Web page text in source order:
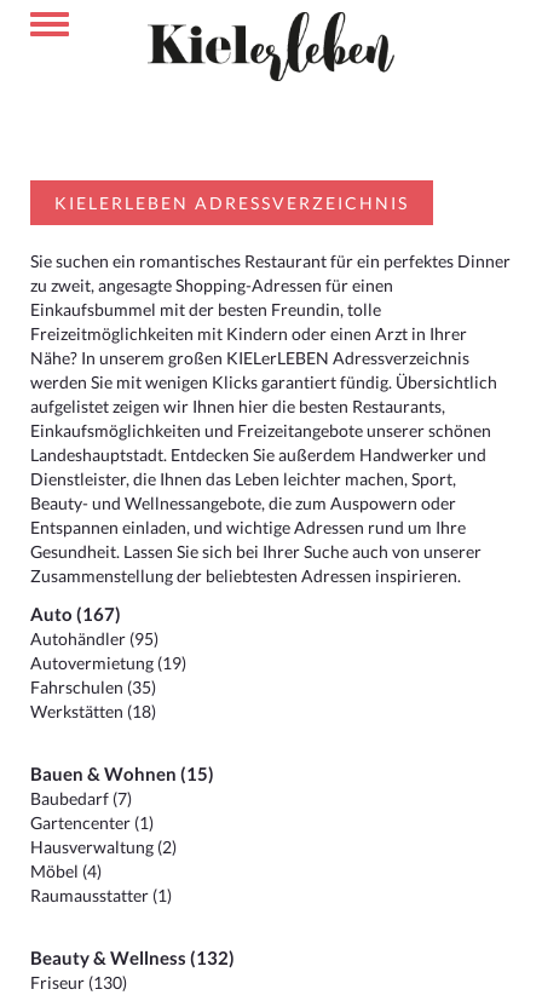
KIELERLEBEN ADRESSVERZEICHNIS
Sie suchen ein romantisches Restaurant für ein perfektes Dinner
zu zweit, angesagte Shopping-Adressen für einen
Einkaufsbummel mit der besten Freundin, tolle
Freizeitmöglichkeiten mit Kindern oder einen Arzt in Ihrer
Nähe? In unserem großen KIELerLEBEN Adressverzeichnis
werden Sie mit wenigen Klicks garantiert fündig. Übersichtlich
aufgelistet zeigen wir Ihnen hier die besten Restaurants,
Einkaufsmöglichkeiten und Freizeitangebote unserer schönen
Landeshauptstadt. Entdecken Sie außerdem Handwerker und
Dienstleister, die Ihnen das Leben leichter machen, Sport,
Beauty- und Wellnessangebote, die zum Auspowern oder
Entspannen einladen, und wichtige Adressen rund um Ihre
Gesundheit. Lassen Sie sich bei Ihrer Suche auch von unserer
Zusammenstellung der beliebtesten Adressen inspirieren.
Auto (167)
Autohändler (95)
Autovermietung (19)
Fahrschulen (35)
Werkstätten (18)
Bauen & Wohnen (15)
Baubedarf (7)
Gartencenter (1)
Hausverwaltung (2)
Möbel (4)
Raumausstatter (1)
Beauty & Wellness (132)
Friseur (130)